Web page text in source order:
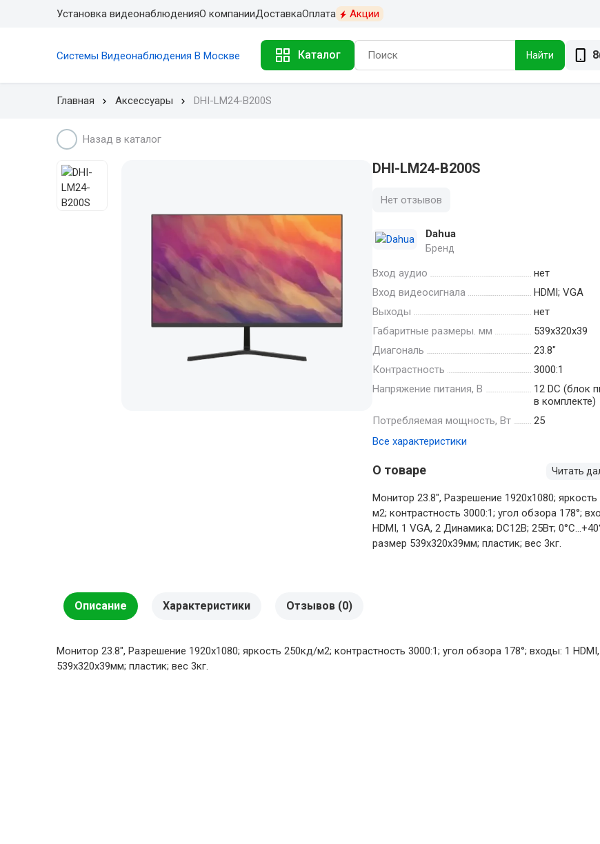
Установка видеонаблюденияО компанииДоставкаОплата Акции
Системы Видеонаблюдения В Москве Каталог Найти
Главная Аксессуары DHI-LM24-B200S
Назад в каталог
DHI-LM24-B200S
Нет отзывов
Dahua
Бренд
Вход аудио
нет
Вход видеосигнала
HDMI; VGA
Выходы
нет
Габаритные размеры. мм
539х320х39
Диагональ
23.8"
Контрастность
3000:1
Напряжение питания, В
12 DC (блок
в комплекте)
Потребляемая мощность, Вт
25
Все характеристики
О товаре Читать
Монитор 23.8", Разрешение 1920х1080;
м2; контрастность 3000:1; угол обзора 178°;
HDMI, 1 VGA, 2 Динамика; DC12В; 25Вт;
размер 539х320х39мм; пластик; вес 3кг.
Описание Характеристики Отзывов (0)
Монитор 23.8", Разрешение 1920х1080; яркость 250кд/м2; контрастность 3000:1; угол обзора 178°; входы: 1
539х320х39мм; пластик; вес 3кг.